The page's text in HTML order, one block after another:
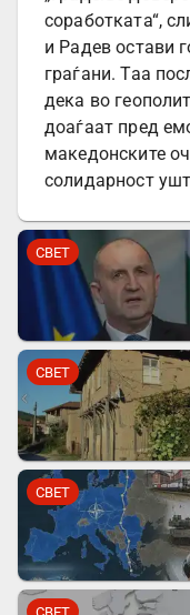
соработката“,
и Радев остави
граѓани. Таа
дека во
доаѓаат пред
македонските
солидарност
СВЕТ
СВЕТ
СВЕТ